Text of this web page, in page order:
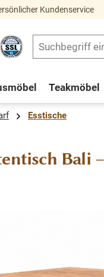
Kundenservice
Teakmöbel
Esstische
Bali